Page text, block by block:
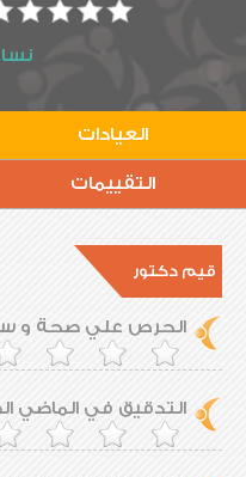
العيادات
التقييمات
قيم دكتور
الحرص علي صحة و
التدقيق في الماضي